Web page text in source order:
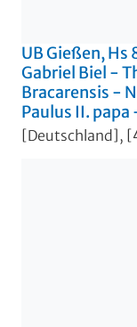
UB Gießen,
Gabriel Biel -
Bracarensis -
Paulus II.
Podiebrad -
[Deutschland],